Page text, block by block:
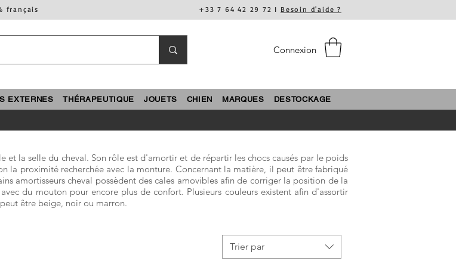
français +33 7 64 42 29 72 I Besoin d'aide ?
Connexion
EXTERNES THÉRAPEUTIQUE JOUETS CHIEN MARQUES DESTOCKAGE
et la selle du cheval. Son rôle est d'amortir et de répartir les chocs causés par le poids
la proximité recherchée avec la monture. Concernant la matière, il peut être fabriqué
amortisseurs cheval possèdent des cales amovibles afin de corriger la position de la
du mouton pour encore plus de confort. Plusieurs couleurs existent afin d'assortir
être beige, noir ou marron.
Trier par